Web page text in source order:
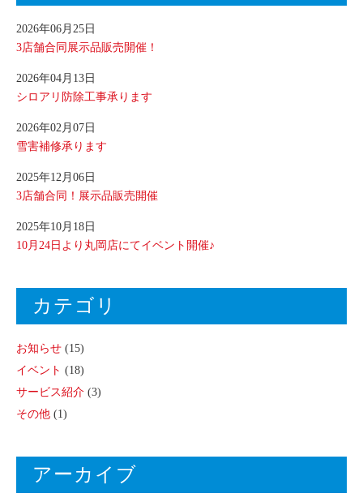
2026年06月25日
3店舗合同展示品販売開催！
2026年04月13日
シロアリ防除工事承ります
2026年02月07日
雪害補修承ります
2025年12月06日
3店舗合同！展示品販売開催
2025年10月18日
10月24日より丸岡店にてイベント開催♪
カテゴリ
お知らせ (15)
イベント (18)
サービス紹介 (3)
その他 (1)
アーカイブ